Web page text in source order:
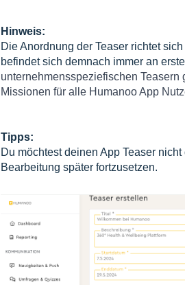
Hinweis:
Die Anordnung der Teaser richtet
befindet sich demnach immer an
unternehmensspeziefischen
Missionen für alle Humanoo App
Tipps:
Du möchtest deinen App Teaser
Bearbeitung später fortzusetzen.